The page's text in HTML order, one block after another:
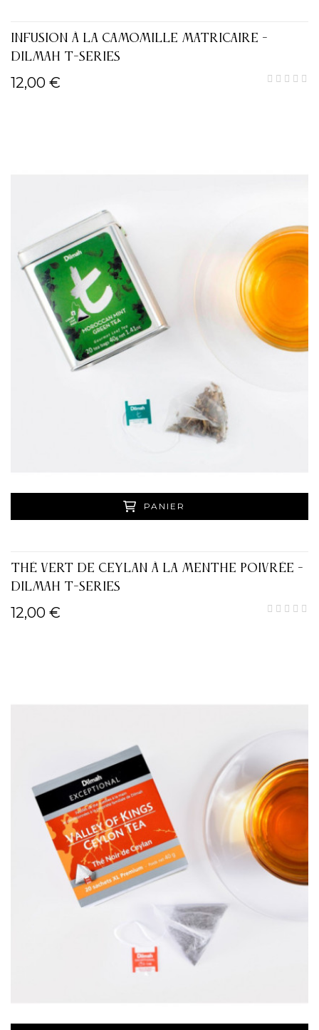
INFUSION À LA CAMOMILLE MATRICAIRE -
DILMAH T-SERIES
12,00 €
PANIER
THÉ VERT DE CEYLAN À LA MENTHE POIVRÉE -
DILMAH T-SERIES
12,00 €